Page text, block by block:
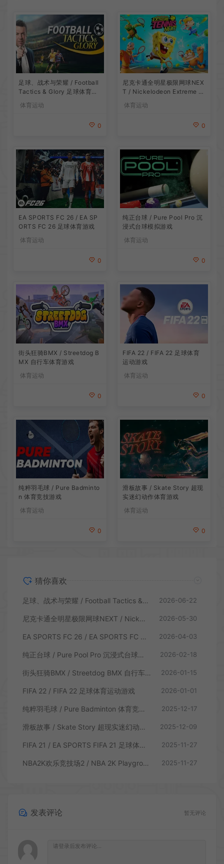
足球、战术与荣耀 / Football
Tactics & Glory 足球体育游
体育运动
0
尼克卡通全明星极限网球NEX
T / Nickelodeon Extreme T
ennis Next 休闲体育游戏
体育运动
0
EA SPORTS FC 26 / EA SP
ORTS FC 26 足球体育游戏
体育运动
0
纯正台球 / Pure Pool Pro 沉
浸式台球模拟游戏
体育运动
0
街头狂骑BMX / Streetdog B
MX 自行车体育游戏
体育运动
0
FIFA 22 / FIFA 22 足球体育
运动游戏
体育运动
0
纯粹羽毛球 / Pure Badminto
n 体育竞技游戏
体育运动
0
滑板故事 / Skate Story 超现
实迷幻动作体育游戏
体育运动
0
猜你喜欢
足球、战术与荣耀 / Football Tactics & Glory 足球体育游戏 2026-06-22
尼克卡通全明星极限网球NEXT / Nickelodeon Extreme Tennis Next 休闲体育游戏 2026-05-30
EA SPORTS FC 26 / EA SPORTS FC 26 足球体育游戏 2026-04-03
纯正台球 / Pure Pool Pro 沉浸式台球模拟游戏 2026-02-18
街头狂骑BMX / Streetdog BMX 自行车体育游戏 2026-01-15
FIFA 22 / FIFA 22 足球体育运动游戏 2026-01-01
纯粹羽毛球 / Pure Badminton 体育竞技游戏 2025-12-17
滑板故事 / Skate Story 超现实迷幻动作体育游戏 2025-12-09
FIFA 21 / EA SPORTS FIFA 21 足球体育运动游戏 2025-11-27
NBA2K欢乐竞技场2 / NBA 2K Playgrounds 2 街头篮球体育游戏 2025-11-27
发表评论 暂无评论